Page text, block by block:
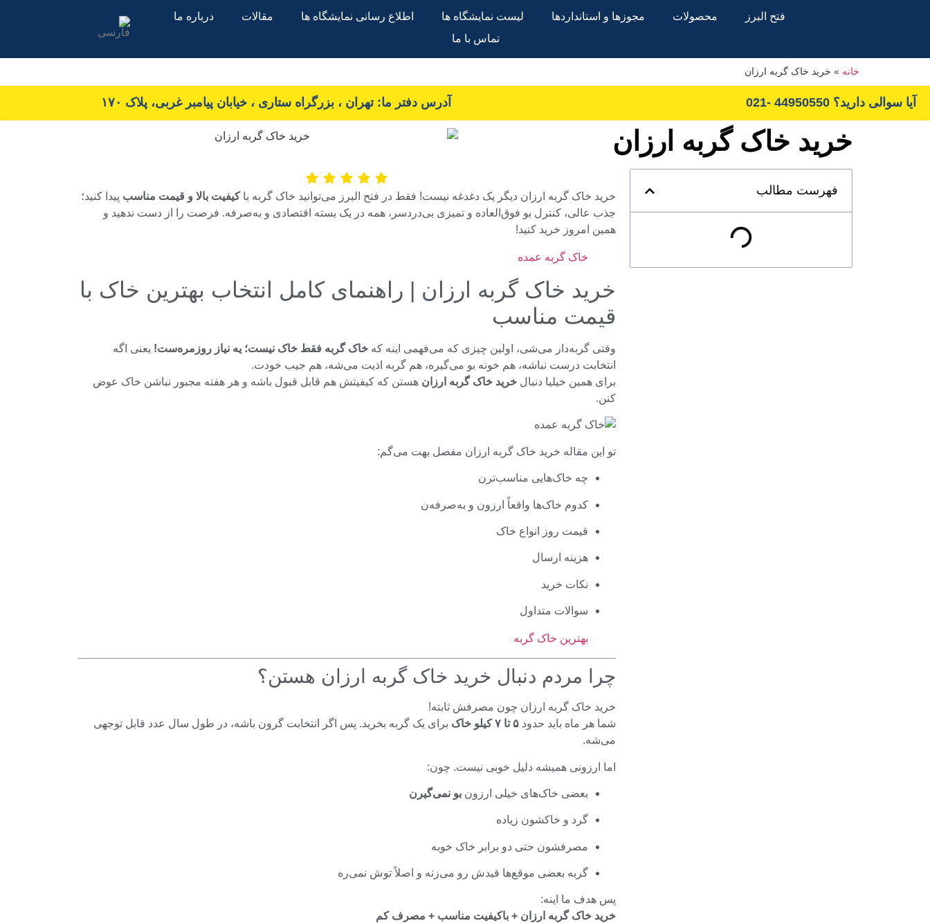
فتح البرز محصولات مجوزها و استانداردها لیست نمایشگاه ها اطلاع رسانی نمایشگاه ها مقالات
درباره ما
تماس با ما
خانه » خرید خاک گربه ارزان
آیا سوالی دارید؟ 44950550 -021 آدرس دفتر ما: تهران ، بزرگراه ستاری ، خیابان پیامبر غربی، پلاک ۱۷۰
خرید خاک گربه ارزان
فهرست مطالب خرید خاک گربه ارزان دیگر یک دغدغه نیست! فقط در فتح البرز می‌توانید خاک گربه باکیفیت بالا و قیمت مناسب پیدا کنید؛
جذب عالی، کنترل بو فوق‌العاده و تمیزی بی‌دردسر، همه در یک بسته اقتصادی و به‌صرفه. فرصت را از دست ندهید و
همین امروز خرید کنید!
خاک گربه عمده
خرید خاک گربه ارزان | راهنمای کامل انتخاب بهترین خاک با
قیمت مناسب
وقتی گربه‌دار می‌شی، اولین چیزی که می‌فهمی اینه که خاک گربه فقط خاک نیست؛ یه نیاز روزمره‌ست! یعنی اگه
انتخابت درست نباشه، هم خونه بو می‌گیره، هم گربه اذیت می‌شه، هم جیب خودت.
برای همین خیلیا دنبال خرید خاک گربه ارزان هستن که کیفیتش هم قابل قبول باشه و هر هفته مجبور نباشن خاک عوض
کنن.
تو این مقاله خرید خاک گربه ارزان مفصل بهت می‌گم:
چه خاک‌هایی مناسب‌ترن
کدوم خاک‌ها واقعاً ارزون و به‌صرفه‌ن
قیمت روز انواع خاک
هزینه ارسال
نکات خرید
سوالات متداول
بهترین خاک گربه
چرا مردم دنبال خرید خاک گربه ارزان هستن؟
خرید خاک گربه ارزان چون مصرفش ثابته!
شما هر ماه باید حدود ۵ تا ۷ کیلو خاک
برای یک گربه بخرید. پس اگر انتخابت گرون باشه، در طول سال عدد قابل توجهی
می‌شه.
اما ارزونی همیشه دلیل خوبی نیست. چون:
بعضی خاک‌های خیلی ارزون بو نمی‌گیرن
گرد و خاکشون زیاده
مصرفشون حتی دو برابر خاک خوبه
گربه بعضی موقع‌ها قیدش رو می‌زنه و اصلاً توش نمی‌ره
پس هدف ما اینه:
خرید خاک گربه ارزان + باکیفیت مناسب + مصرف کم